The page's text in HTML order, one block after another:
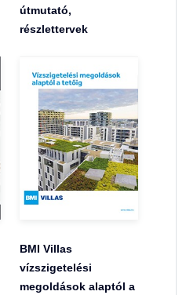
útmutató,
részlettervek
BMI Villas
vízszigetelési
megoldások alaptól a